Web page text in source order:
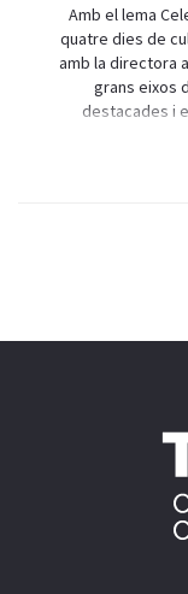
Amb el lema
quatre dies de
amb la directora
grans eixos
destacades i